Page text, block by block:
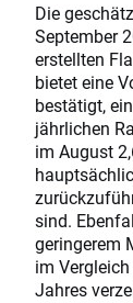
Die
September
erstellten
bietet eine
bestätigt,
jährlichen
im August
sind.
geringerem
im
Jahres